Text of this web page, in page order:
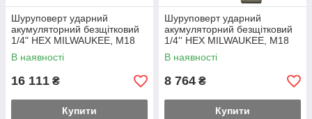
Шуруповерт ударний
акумуляторний безщітковий
1/4" HEX MILWAUKEE, M18
FID3-0X, 226Нм (каркас,
кліпса для ременя, тримач
В наявності
16 111 ₴
Купити
Шуруповерт ударний
акумуляторний безщітковий
1/4'' HEX MILWAUKEE, M18
BLIDRC-0. 190Нм (каркас,
кліпса для ременя)
В наявності
8 764 ₴
Купити